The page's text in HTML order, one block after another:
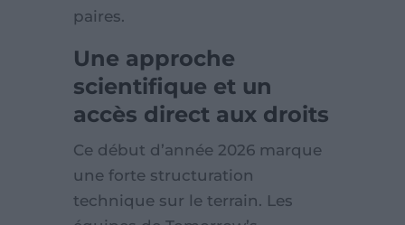
paires.
Une approche
scientifique et un
accès direct aux droits
Ce début d’année 2026 marque
une forte structuration
technique sur le terrain. Les